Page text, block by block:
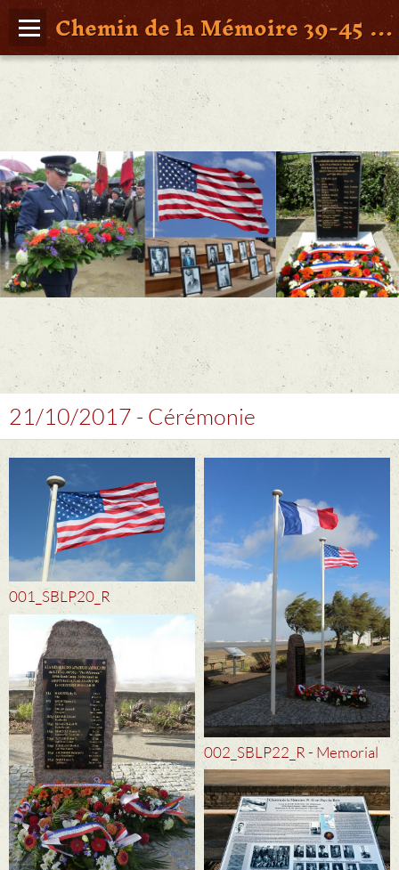
Chemin de la Mémoire 39-45 en Pays de Retz
Page d'accueil
Agenda
Album Photos
Vidéos
Poche St Nazaire
Contact
FAITS DE GUERRE
Figures Marquantes
21/10/2017 - Cérémonie
001_SBLP20_R
002_SBLP22_R - Memorial